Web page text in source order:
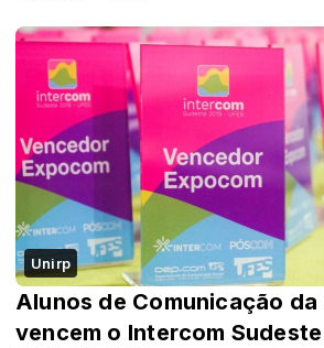
Unirp
Alunos de Comunicação da
vencem o Intercom Sudeste